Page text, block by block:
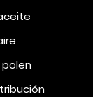
polen